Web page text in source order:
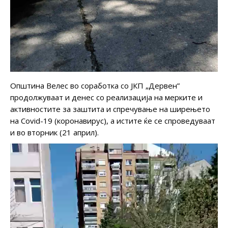
Општина Велес во соработка со ЈКП „Дервен”
продолжуваат и денес со реализација на мерките и
активностите за заштита и спречување на ширењето
на Covid-19 (коронавирус), а истите ќе се спроведуваат
и во вторник (21 април).